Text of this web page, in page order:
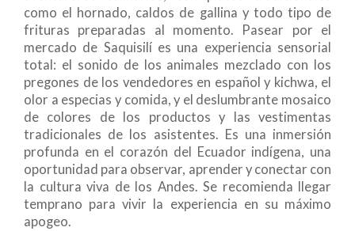
como el hornado, caldos de gallina y todo tipo de
frituras preparadas al momento. Pasear por el
mercado de Saquisilí es una experiencia sensorial
total: el sonido de los animales mezclado con los
pregones de los vendedores en español y kichwa, el
olor a especias y comida, y el deslumbrante mosaico
de colores de los productos y las vestimentas
tradicionales de los asistentes. Es una inmersión
profunda en el corazón del Ecuador indígena, una
oportunidad para observar, aprender y conectar con
la cultura viva de los Andes. Se recomienda llegar
temprano para vivir la experiencia en su máximo
apogeo.